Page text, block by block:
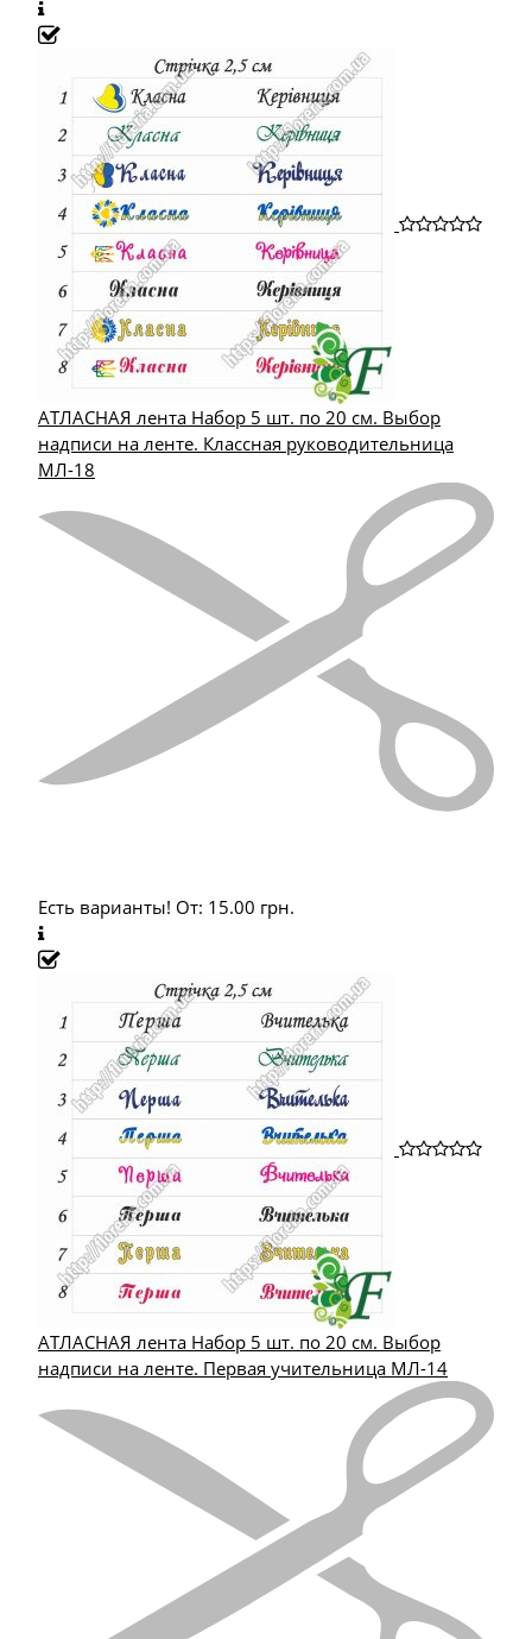
АТЛАСНАЯ лента Набор 5 шт. по 20 см. Выбор
надписи на ленте. Классная руководительница
МЛ-18
Есть варианты! От: 15.00 грн.
АТЛАСНАЯ лента Набор 5 шт. по 20 см. Выбор
надписи на ленте. Первая учительница МЛ-14